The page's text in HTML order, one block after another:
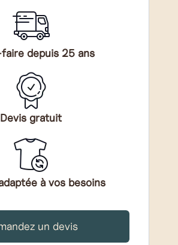
depuis 25 ans
Devis gratuit
à vos besoins
un devis